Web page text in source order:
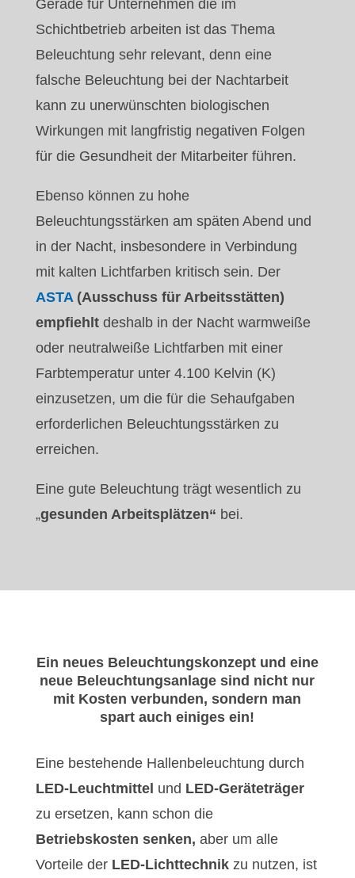
Gerade für Unternehmen die im
Schichtbetrieb arbeiten ist das Thema
Beleuchtung sehr relevant, denn eine
falsche Beleuchtung bei der Nachtarbeit
kann zu unerwünschten biologischen
Wirkungen mit langfristig negativen Folgen
für die Gesundheit der Mitarbeiter führen.
Ebenso können zu hohe
Beleuchtungsstärken am späten Abend und
in der Nacht, insbesondere in Verbindung
mit kalten Lichtfarben kritisch sein. Der
ASTA(Ausschuss für Arbeitsstätten)
empfiehlt deshalb in der Nacht warmweiße
oder neutralweiße Lichtfarben mit einer
Farbtemperatur unter 4.100 Kelvin (K)
einzusetzen, um die für die Sehaufgaben
erforderlichen Beleuchtungsstärken zu
erreichen.
Eine gute Beleuchtung trägt wesentlich zu
„gesunden Arbeitsplätzen“ bei.
Ein neues Beleuchtungskonzept und eine
neue Beleuchtungsanlage sind nicht nur
mit Kosten verbunden,sondern man
spart auch einiges ein!
Eine bestehende Hallenbeleuchtung durch
LED-Leuchtmittel und LED-Geräteträger
zu ersetzen, kann schon die
Betriebskosten senken, aber um alle
Vorteile der LED-Lichttechnikzu nutzen, ist